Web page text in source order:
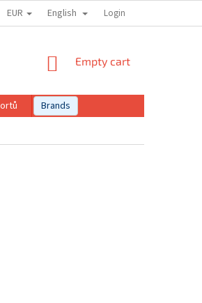
EUR English Login
SHOPPING
Empty cart
Brands